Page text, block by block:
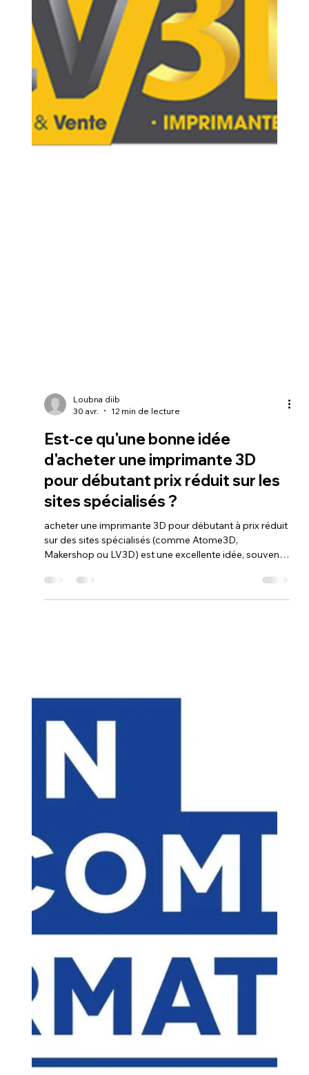
Pour maximiser vos chances de réussite
professionnelle en intégrant une formation Fusion 360
via le CPF (Compte Personnel de Formation), il ne suffit
pas de suivre les cours. En avril 2026, le marché de
l'ingénierie et de la fabrication additive valorise la
capacité à passer rapidement du concept au produit
fini.
Loubna diib
30 avr.
12 min de lecture
Est-ce qu'une bonne idée
d'acheter une imprimante 3D
pour débutant prix réduit sur les
acheter une imprimante 3D pour débutant à prix réduit
sur des sites spécialisés (comme Atome3D,
Makershop ou LV3D) est une excellente idée, souvent
bien plus judicieuse qu'un achat sur une marketplace
généraliste. Ces plateformes offrent non seulement
la Bambu Lab A1 Mini ou la Creality K2 Plus, mais elles